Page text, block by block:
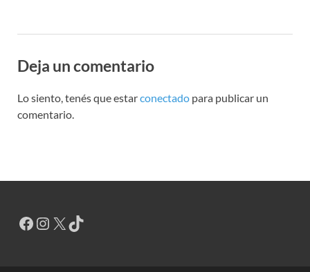
Deja un comentario
Lo siento, tenés que estarconectado para publicar un
comentario.